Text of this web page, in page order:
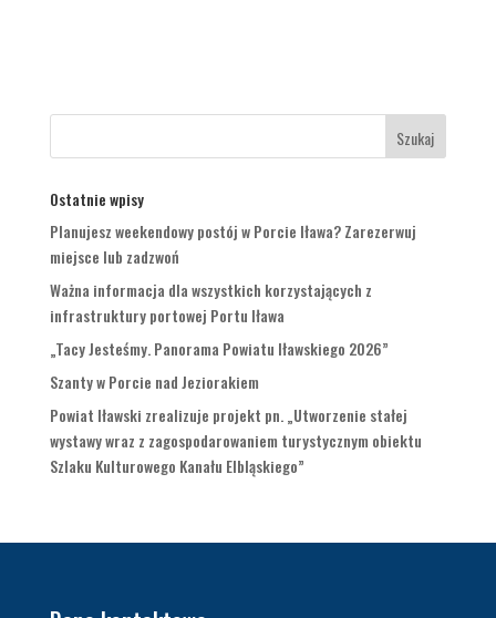
Ostatnie wpisy
Planujesz weekendowy postój w Porcie Iława? Zarezerwuj
miejsce lub zadzwoń
Ważna informacja dla wszystkich korzystających z
infrastruktury portowej Portu Iława
„Tacy Jesteśmy. Panorama Powiatu Iławskiego 2026”
Szanty w Porcie nad Jeziorakiem
Powiat Iławski zrealizuje projekt pn. „Utworzenie stałej
wystawy wraz z zagospodarowaniem turystycznym obiektu
Szlaku Kulturowego Kanału Elbląskiego”